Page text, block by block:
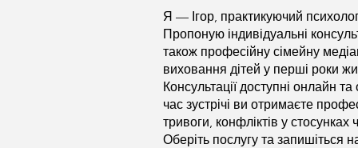
Я — Ігор, практикуючий
Пропоную індивідуальні
також професійну сімейну
виховання дітей у перші роки
Консультації доступні онлайн
час зустрічі ви отримаєте
тривоги, конфліктів у
Оберіть послугу та запишіться